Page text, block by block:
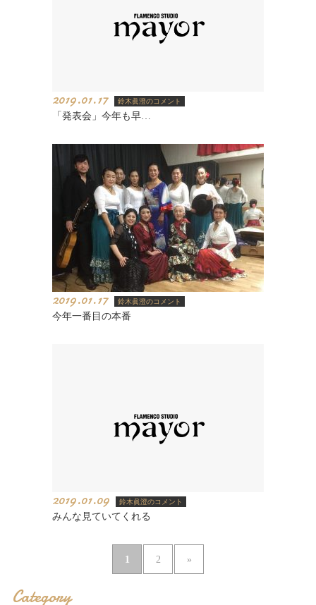
2019.01.17 鈴木眞澄のコメント
「発表会」今年も早…
2019.01.17 鈴木眞澄のコメント
今年一番目の本番
2019.01.09 鈴木眞澄のコメント
みんな見ていてくれる
1 2 »
Category